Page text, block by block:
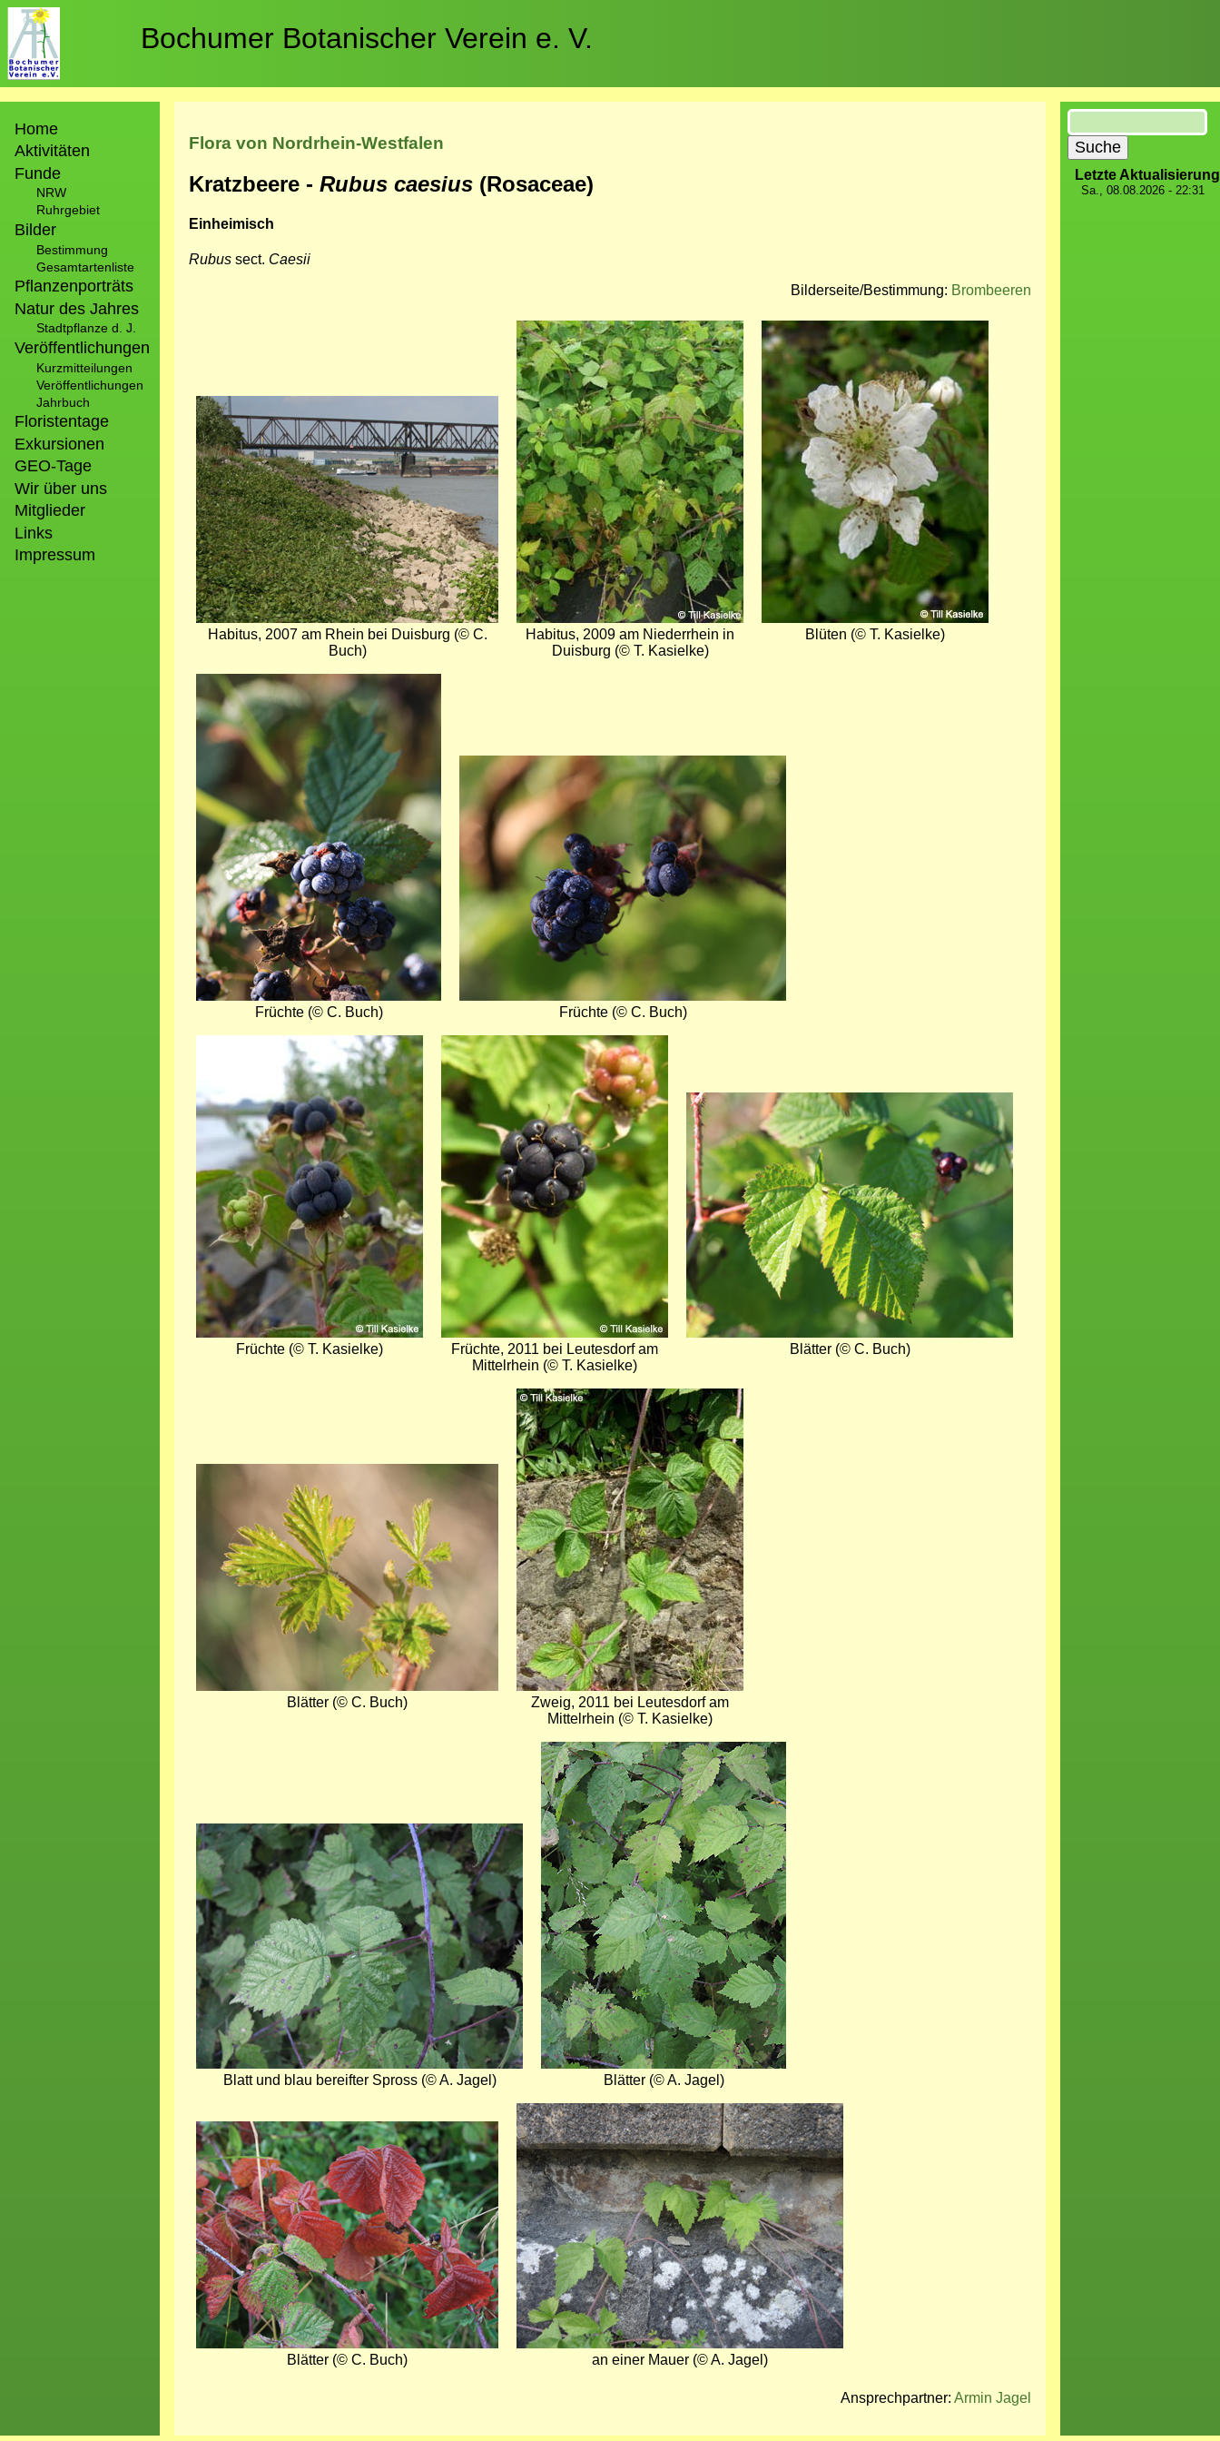
Direkt
zum
Inhalt
Bochumer Botanischer Verein e. V.
Home
Aktivitäten
Funde
NRW
Ruhrgebiet
Bilder
Bestimmung
Gesamtartenliste
Pflanzenporträts
Natur des Jahres
Stadtpflanze d. J.
Veröffentlichungen
Kurzmitteilungen
Veröffentlichungen
Jahrbuch
Floristentage
Exkursionen
GEO-Tage
Wir über uns
Mitglieder
Links
Impressum
Flora von Nordrhein-Westfalen
Kratzbeere - Rubus caesius (Rosaceae)
Einheimisch
Rubus sect. Caesii
Bilderseite/Bestimmung: Brombeeren
Bild
Habitus, 2007 am Rhein bei Duisburg (© C.
Buch)
Bild
Habitus, 2009 am Niederrhein in
Duisburg (© T. Kasielke)
Bild
Blüten (© T. Kasielke)
Bild
Früchte (© C. Buch)
Bild
Früchte (© C. Buch)
Früchte (© T. Kasielke)
Bild
Früchte, 2011 bei Leutesdorf am
Mittelrhein (© T. Kasielke)
Bild
Blätter (© C. Buch)
Blätter (© C. Buch)
Bild
Zweig, 2011 bei Leutesdorf am
Mittelrhein (© T. Kasielke)
Bild
Blatt und blau bereifter Spross (© A. Jagel)
Bild
Blätter (© A. Jagel)
Bild
Blätter (© C. Buch)
Bild
an einer Mauer (© A. Jagel)
Ansprechpartner: Armin Jagel
Suche
Letzte Aktualisierung
Sa., 08.08.2026 - 22:31